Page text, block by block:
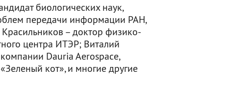
биологических наук,
передачи информации РАН,
– доктор физико-
центра ИТЭР; Виталий
Dauria Aerospace,
кот», и многие другие